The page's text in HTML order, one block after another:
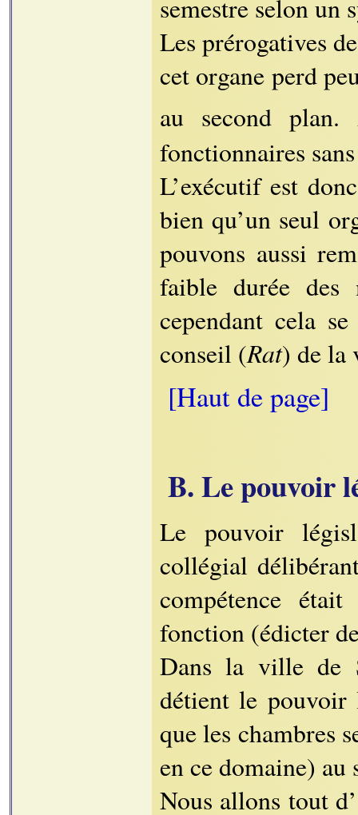
semestre selon un
Les prérogatives
cet organe perd
au second
fonctionnaires
L’exécutif est
bien qu’un seul
pouvons aussi
faible durée des
cependant cela
conseil (Rat) de la
[Haut de page]
B. Le pouvoir
Le pouvoir
collégial
compétence
fonction (édicter
Dans la ville de
détient le pouvoir
que les chambres
en ce domaine) au
Nous allons tout